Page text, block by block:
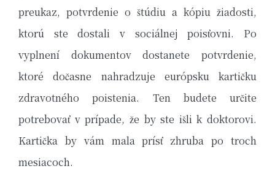
preukaz, potvrdenie o štúdiu a kópiu žiadosti,
ktorú ste dostali v sociálnej poisťovni. Po
vyplnení dokumentov dostanete potvrdenie,
ktoré dočasne nahradzuje európsku kartičku
zdravotného poistenia. Ten budete určite
potrebovať v prípade, že by ste išli k doktorovi.
Kartička by vám mala prísť zhruba po troch
mesiacoch.